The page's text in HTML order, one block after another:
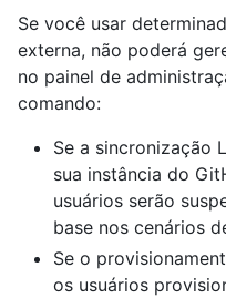
Se você usar
externa, não poderá
no painel de
comando:
Se a sincronização
sua instância do
usuários serão
base nos cenários
Se o
os usuários